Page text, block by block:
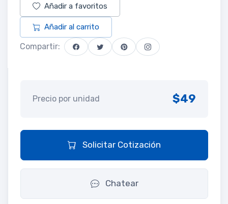
Añadir a favoritos
Añadir al carrito
Compartir:
Precio por unidad $49
Solicitar Cotización
Chatear